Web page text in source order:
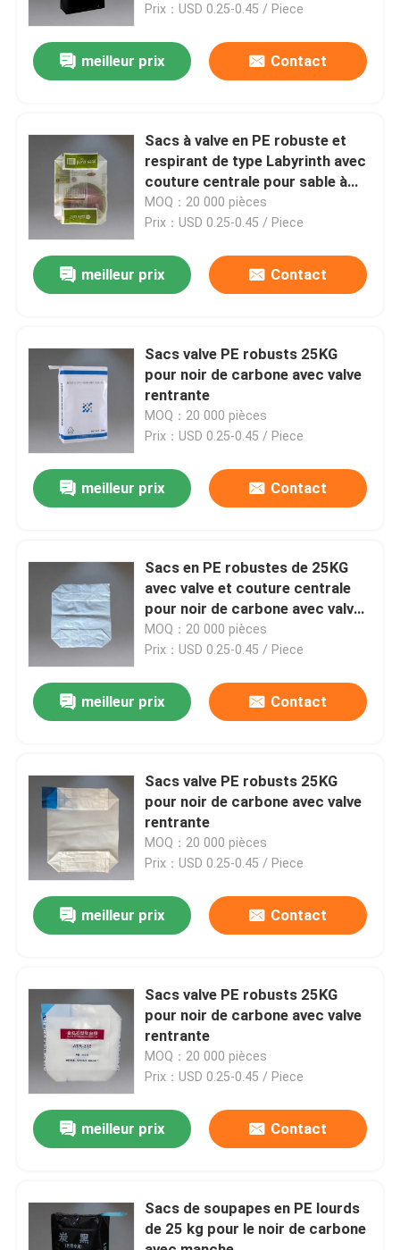
Produits
Au sujet de nous
Visite d'usine
Contactez-nous
Nouvelles
Demandez une citation
Pp cimentent des sacs
Prix：USD 0.25-0.45 / Piece
meilleur prix Contact
Sacs à valve en PE robuste et
respirant de type Labyrinth avec
couture centrale pour sable à
pavés de 50LB 22,7kg
MOQ：20 000 pièces
Prix：USD 0.25-0.45 / Piece
meilleur prix Contact
Sacs valve PE robusts 25KG
pour noir de carbone avec valve
rentrante
MOQ：20 000 pièces
Prix：USD 0.25-0.45 / Piece
meilleur prix Contact
Sacs en PE robustes de 25KG
avec valve et couture centrale
pour noir de carbone avec valve
rentrante
MOQ：20 000 pièces
Prix：USD 0.25-0.45 / Piece
meilleur prix Contact
Sacs valve PE robusts 25KG
pour noir de carbone avec valve
rentrante
MOQ：20 000 pièces
Prix：USD 0.25-0.45 / Piece
meilleur prix Contact
Sacs valve PE robusts 25KG
pour noir de carbone avec valve
rentrante
MOQ：20 000 pièces
Prix：USD 0.25-0.45 / Piece
meilleur prix Contact
Sacs de soupapes en PE lourds
de 25 kg pour le noir de carbone